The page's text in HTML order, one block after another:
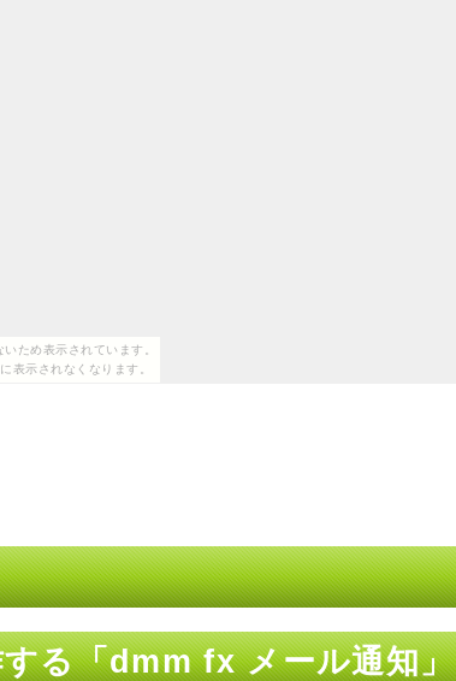
ため表示されています。
表示されなくなります。
る「dmm fx メール通知」